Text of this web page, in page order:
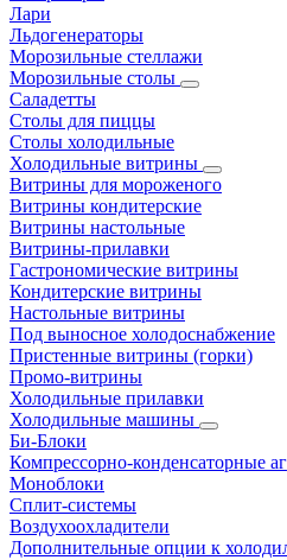
Лари
Льдогенераторы
Морозильные стеллажи
Морозильные столы
Саладетты
Столы для пиццы
Столы холодильные
Холодильные витрины
Витрины для мороженого
Витрины кондитерские
Витрины настольные
Витрины-прилавки
Гастрономические витрины
Кондитерские витрины
Настольные витрины
Под выносное холодоснабжение
Пристенные витрины (горки)
Промо-витрины
Холодильные прилавки
Холодильные машины
Би-Блоки
Компрессорно-конденсаторные
Моноблоки
Сплит-системы
Воздухоохладители
Дополнительные опции к